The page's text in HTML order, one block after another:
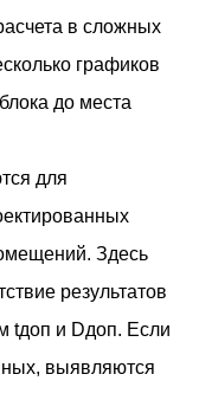
в сложных
графиков
до места
для
Здесь
результатов
tдоп и Dдоп. Если
выявляются